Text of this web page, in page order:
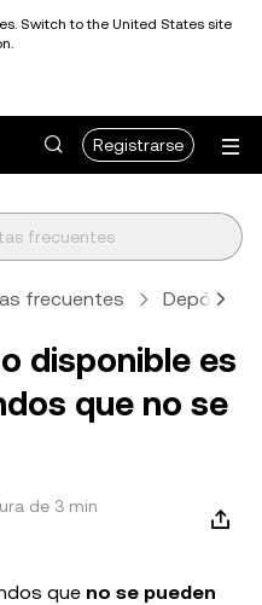
Switch to the United States site
Registrarse
frecuentes Depósito
disponible es
que no se
de 3 min
que no se pueden